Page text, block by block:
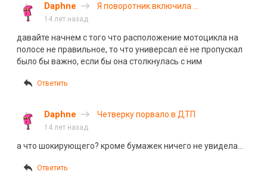
Daphne Я поворотник включила …
14 лет назад
давайте начнем с того что расположение мотоцикла на
полосе не правильное, то что универсал её не пропускал
было бы важно, если бы она столкнулась с ним
Ответить
Daphne Четверку порвало в ДТП
14 лет назад
а что шокирующего? кроме бумажек ничего не увидела…
Ответить